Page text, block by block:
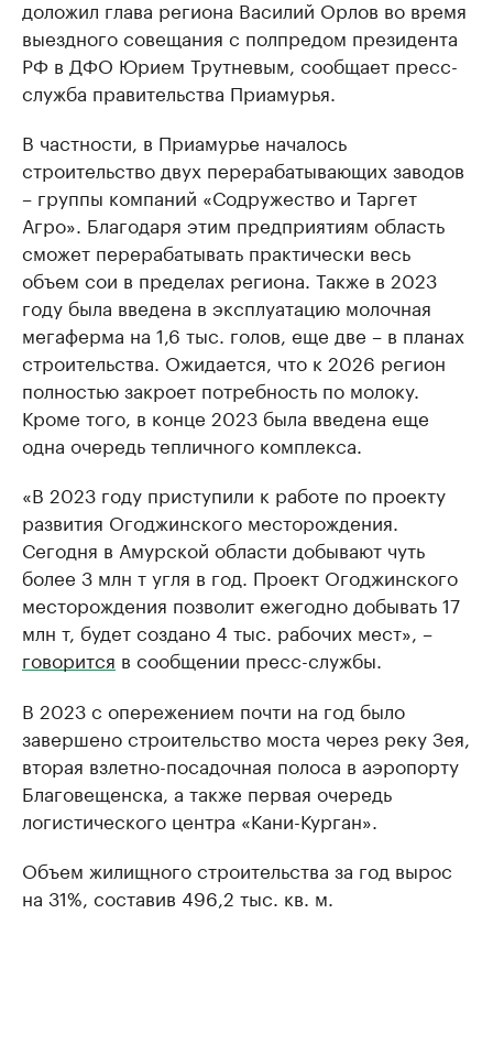
доложил глава региона Василий Орлов во время
выездного совещания с полпредом президента
РФ в ДФО Юрием Трутневым, сообщает пресс-
служба правительства Приамурья.
В частности, в Приамурье началось
строительство двух перерабатывающих заводов
– группы компаний «Содружество и Таргет
Агро». Благодаря этим предприятиям область
сможет перерабатывать практически весь
объем сои в пределах региона. Также в 2023
году была введена в эксплуатацию молочная
мегаферма на 1,6 тыс. голов, еще две – в планах
строительства. Ожидается, что к 2026 регион
полностью закроет потребность по молоку.
Кроме того, в конце 2023 была введена еще
одна очередь тепличного комплекса.
«В 2023 году приступили к работе по проекту
развития Огоджинского месторождения.
Сегодня в Амурской области добывают чуть
более 3 млн т угля в год. Проект Огоджинского
месторождения позволит ежегодно добывать 17
млн т, будет создано 4 тыс. рабочих мест», –
говорится в сообщении пресс-службы.
В 2023 с опережением почти на год было
завершено строительство моста через реку Зея,
вторая взлетно-посадочная полоса в аэропорту
Благовещенска, а также первая очередь
логистического центра «Кани-Курган».
Объем жилищного строительства за год вырос
на 31%, составив 496,2 тыс. кв. м.